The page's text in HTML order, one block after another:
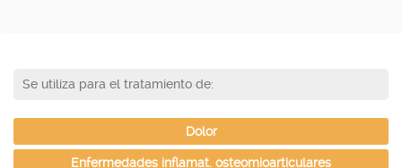
Se utiliza para el tratamiento de:
Dolor
Enfermedades inflamat. osteomioarticulares